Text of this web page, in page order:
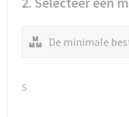
De minimale
S